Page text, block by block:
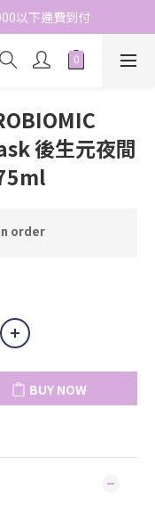
結帳時自動扣減
以下運費到付
帳時自動扣減
後生元夜間
order
BUY NOW